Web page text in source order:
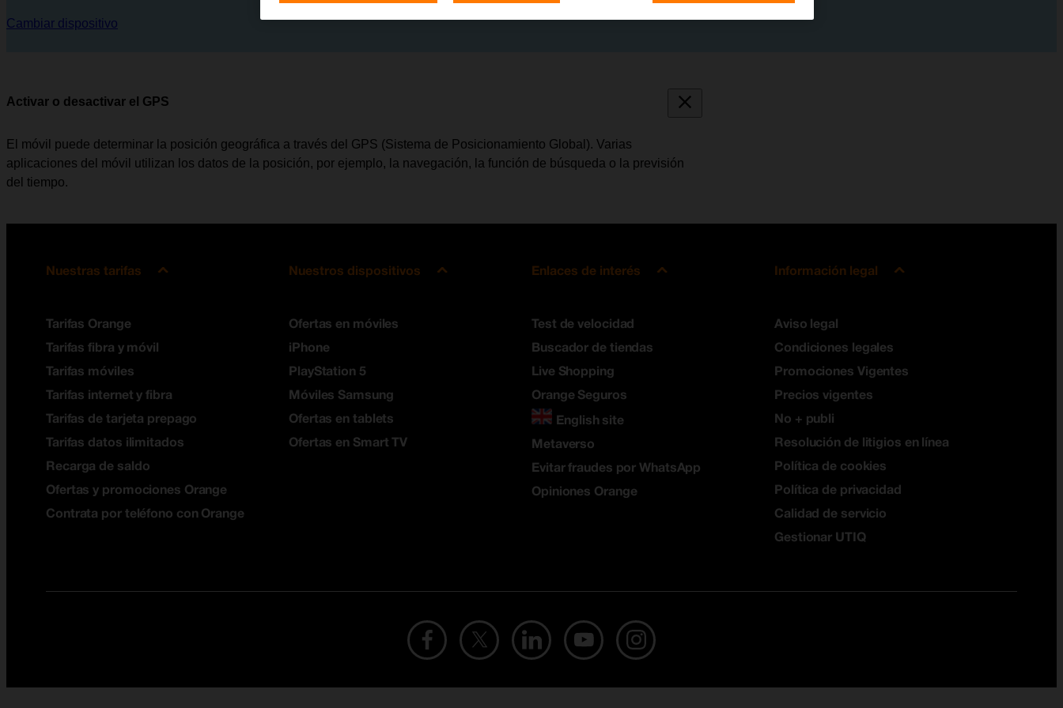
Cambiar dispositivo
Activar o desactivar el GPS
El móvil puede determinar la posición geográfica a través del GPS (Sistema de Posicionamiento Global). Varias
aplicaciones del móvil utilizan los datos de la posición, por ejemplo, la navegación, la función de búsqueda o la previsión
del tiempo.
Nuestras tarifas
Tarifas Orange
Tarifas fibra y móvil
Tarifas móviles
Tarifas internet y fibra
Tarifas de tarjeta prepago
Tarifas datos ilimitados
Recarga de saldo
Ofertas y promociones Orange
Contrata por teléfono con Orange
Nuestros dispositivos
Ofertas en móviles
iPhone
PlayStation 5
Móviles Samsung
Ofertas en tablets
Ofertas en Smart TV
Enlaces de interés
Test de velocidad
Buscador de tiendas
Live Shopping
Orange Seguros
English site
Metaverso
Evitar fraudes por WhatsApp
Opiniones Orange
Información legal
Aviso legal
Condiciones legales
Promociones Vigentes
Precios vigentes
No + publi
Resolución de litigios en línea
Política de cookies
Política de privacidad
Calidad de servicio
Gestionar UTIQ